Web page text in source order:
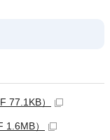
77.1KB）
）